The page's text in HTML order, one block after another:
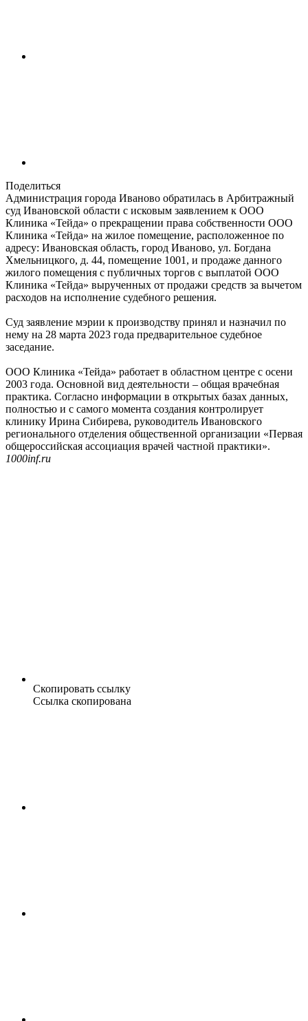
Поделиться
Администрация города Иваново обратилась в Арбитражный
суд Ивановской области с исковым заявлением к ООО
Клиника «Тейда» о прекращении права собственности ООО
Клиника «Тейда» на жилое помещение, расположенное по
адресу: Ивановская область, город Иваново, ул. Богдана
Хмельницкого, д. 44, помещение 1001, и продаже данного
жилого помещения с публичных торгов с выплатой ООО
Клиника «Тейда» вырученных от продажи средств за вычетом
расходов на исполнение судебного решения.
Суд заявление мэрии к производству принял и назначил по
нему на 28 марта 2023 года предварительное судебное
заседание.
ООО Клиника «Тейда» работает в областном центре с осени
2003 года. Основной вид деятельности – общая врачебная
практика. Согласно информации в открытых базах данных,
полностью и с самого момента создания контролирует
клинику Ирина Сибирева, руководитель Ивановского
регионального отделения общественной организации «Первая
общероссийская ассоциация врачей частной практики».
1000inf.ru
Скопировать ссылку
Ссылка скопирована